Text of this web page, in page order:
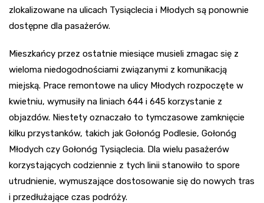
zlokalizowane na ulicach Tysiąclecia i Młodych są ponownie
dostępne dla pasażerów.
Mieszkańcy przez ostatnie miesiące musieli zmagac się z
wieloma niedogodnościami związanymi z komunikacją
miejską. Prace remontowe na ulicy Młodych rozpoczęte w
kwietniu, wymusiły na liniach 644 i 645 korzystanie z
objazdów. Niestety oznaczało to tymczasowe zamknięcie
kilku przystanków, takich jak Gołonóg Podlesie, Gołonóg
Młodych czy Gołonóg Tysiąclecia. Dla wielu pasażerów
korzystających codziennie z tych linii stanowiło to spore
utrudnienie, wymuszające dostosowanie się do nowych tras
i przedłużające czas podróży.